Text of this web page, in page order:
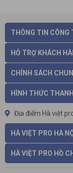
THÔNG TIN CÔNG
HỖ TRỢ KHÁCH
CHÍNH SÁCH
HÌNH THỨC
Địa điểm Hà việt
HÀ VIỆT PRO HÀ
HÀ VIỆT PRO HỒ